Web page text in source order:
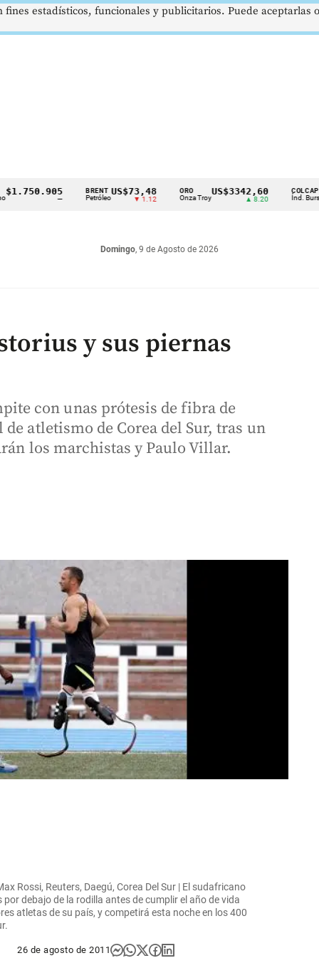
BRENT
Petróleo
US$73,48
▼ 1.12
ORO
Onza Troy
US$3342,60 COLCAP
Índ. Bursátil
Domingo, 9 de Agosto de 2026
y sus piernas
con unas prótesis de fibra de
atletismo de Corea del Sur, tras un
los marchistas y Paulo Villar.
Rossi, Reuters, Daegú, Corea Del Sur | El sudafricano
debajo de la rodilla antes de cumplir el año de vida
atletas de su país, y competirá esta noche en los 400
26 de agosto de 2011
estadísticos, funcionales y publicitarios. Puede aceptarlas